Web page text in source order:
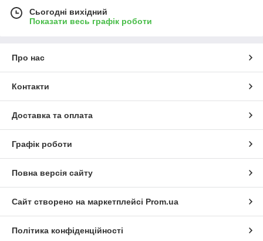
Сьогодні вихідний
Показати весь графік роботи
Про нас
Контакти
Доставка та оплата
Графік роботи
Повна версія сайту
Сайт створено на маркетплейсі Prom.ua
Політика конфіденційності